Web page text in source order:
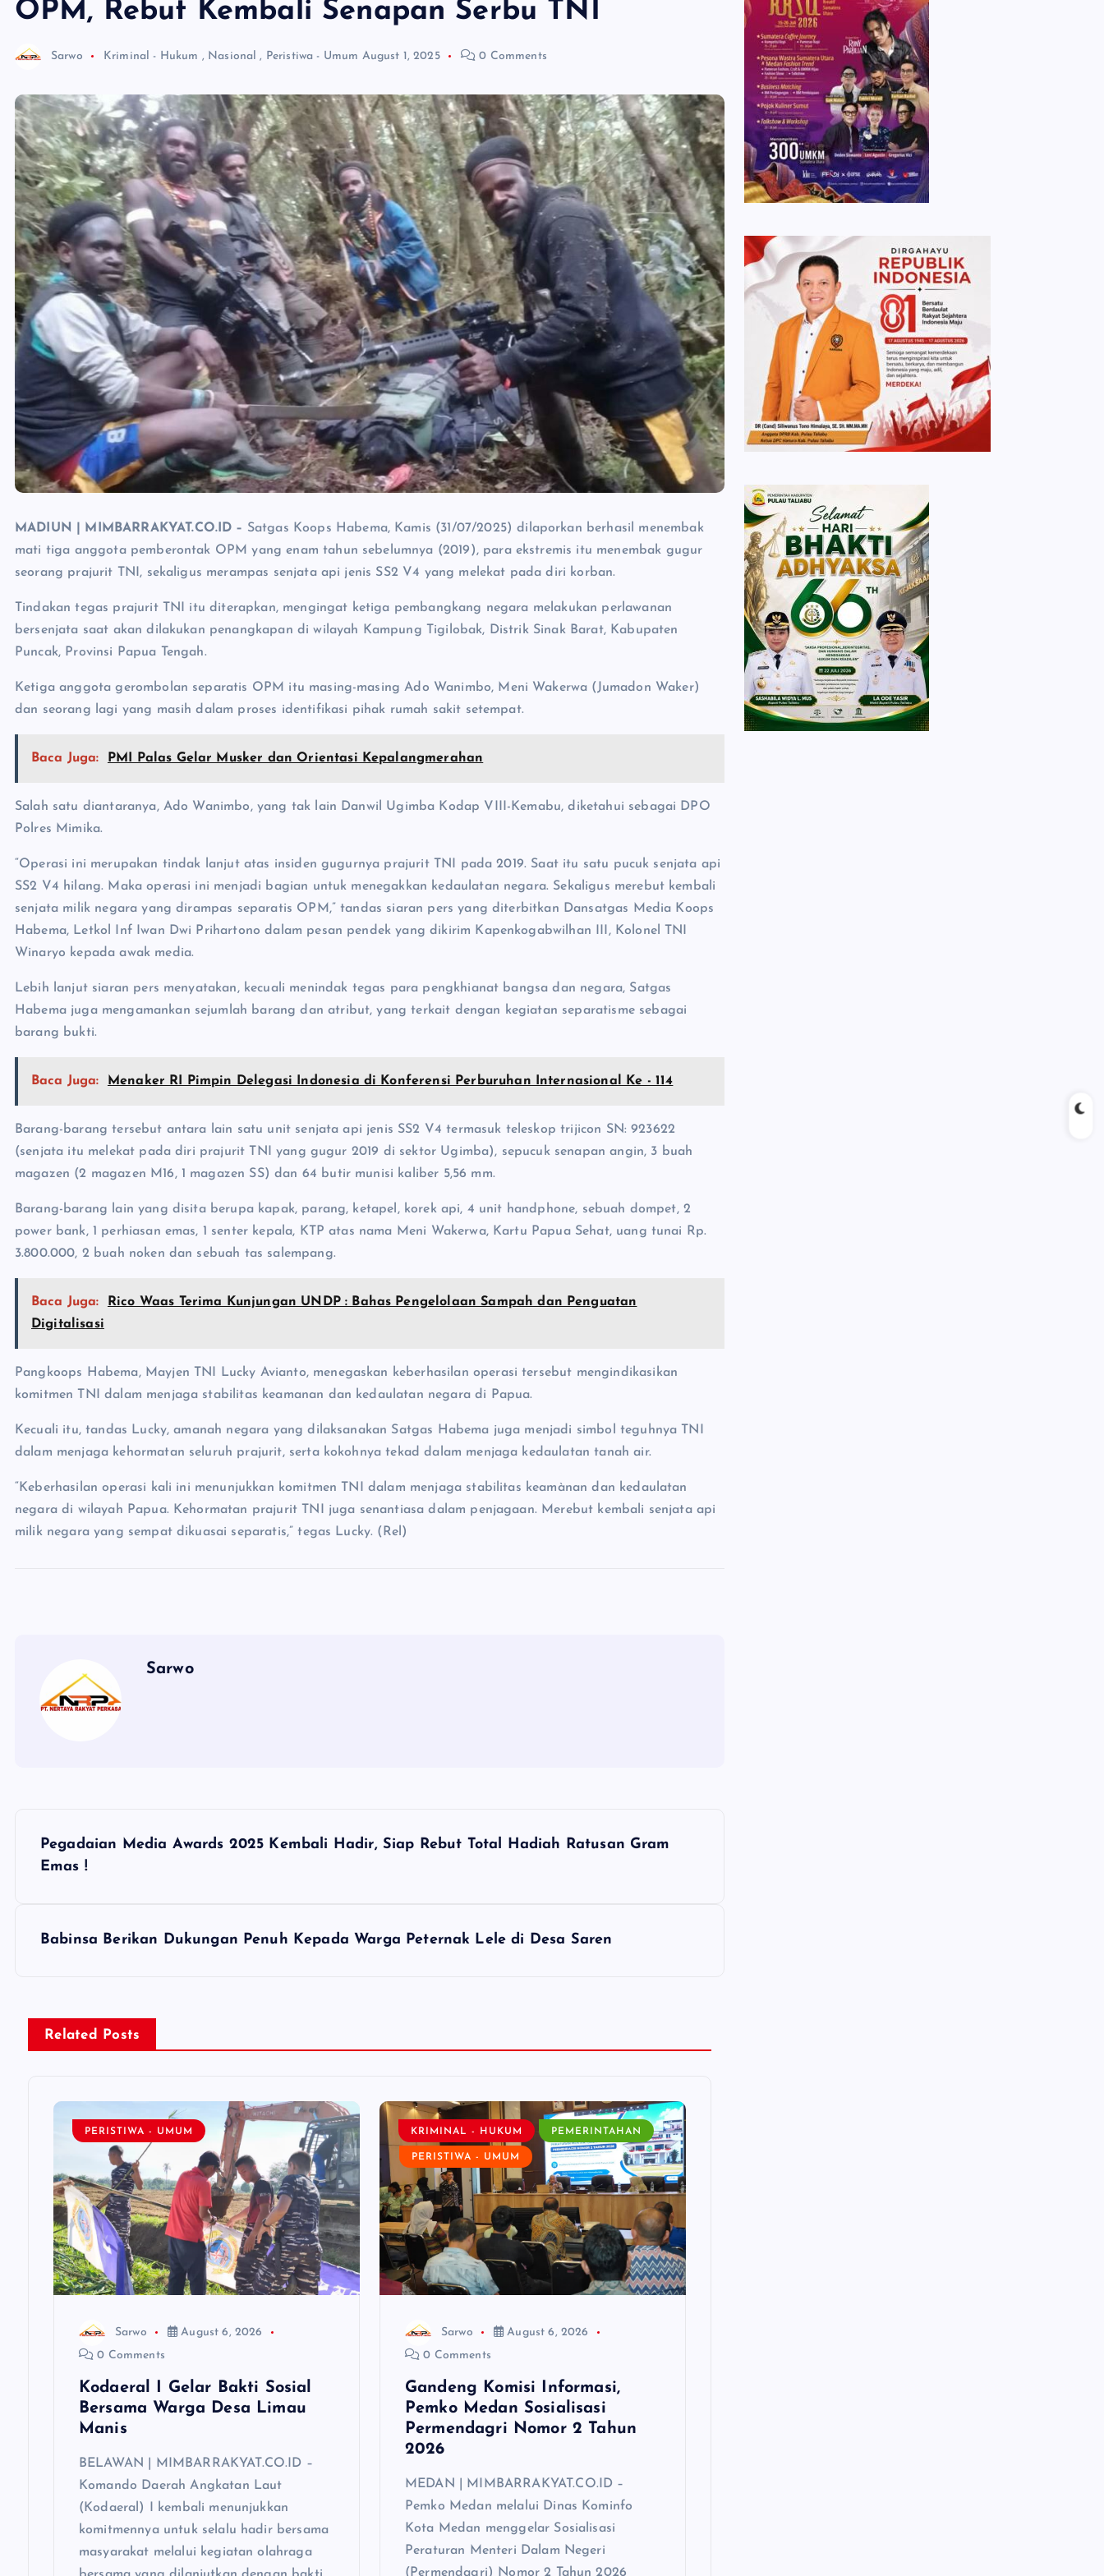
OPM, Rebut Kembali Senapan Serbu TNI
Sarwo Kriminal - Hukum , Nasional , Peristiwa - Umum August 1, 2025 0 Comments
MADIUN | MIMBARRAKYAT.CO.ID – Satgas Koops Habema, Kamis (31/07/2025) dilaporkan berhasil menembak
mati tiga anggota pemberontak OPM yang enam tahun sebelumnya (2019), para ekstremis itu menembak gugur
seorang prajurit TNI, sekaligus merampas senjata api jenis SS2 V4 yang melekat pada diri korban.
Tindakan tegas prajurit TNI itu diterapkan, mengingat ketiga pembangkang negara melakukan perlawanan
bersenjata saat akan dilakukan penangkapan di wilayah Kampung Tigilobak, Distrik Sinak Barat, Kabupaten
Puncak, Provinsi Papua Tengah.
Ketiga anggota gerombolan separatis OPM itu masing-masing Ado Wanimbo, Meni Wakerwa (Jumadon Waker)
dan seorang lagi yang masih dalam proses identifikasi pihak rumah sakit setempat.
Baca Juga: PMI Palas Gelar Musker dan Orientasi Kepalangmerahan
Salah satu diantaranya, Ado Wanimbo, yang tak lain Danwil Ugimba Kodap VIII-Kemabu, diketahui sebagai DPO
Polres Mimika.
“Operasi ini merupakan tindak lanjut atas insiden gugurnya prajurit TNI pada 2019. Saat itu satu pucuk senjata api
SS2 V4 hilang. Maka operasi ini menjadi bagian untuk menegakkan kedaulatan negara. Sekaligus merebut kembali
senjata milik negara yang dirampas separatis OPM,” tandas siaran pers yang diterbitkan Dansatgas Media Koops
Habema, Letkol Inf Iwan Dwi Prihartono dalam pesan pendek yang dikirim Kapenkogabwilhan III, Kolonel TNI
Winaryo kepada awak media.
Lebih lanjut siaran pers menyatakan, kecuali menindak tegas para pengkhianat bangsa dan negara, Satgas
Habema juga mengamankan sejumlah barang dan atribut, yang terkait dengan kegiatan separatisme sebagai
barang bukti.
Baca Juga: Menaker RI Pimpin Delegasi Indonesia di Konferensi Perburuhan Internasional Ke - 114
Barang-barang tersebut antara lain satu unit senjata api jenis SS2 V4 termasuk teleskop trijicon SN: 923622
(senjata itu melekat pada diri prajurit TNI yang gugur 2019 di sektor Ugimba), sepucuk senapan angin, 3 buah
magazen (2 magazen M16, 1 magazen SS) dan 64 butir munisi kaliber 5,56 mm.
Barang-barang lain yang disita berupa kapak, parang, ketapel, korek api, 4 unit handphone, sebuah dompet, 2
power bank, 1 perhiasan emas, 1 senter kepala, KTP atas nama Meni Wakerwa, Kartu Papua Sehat, uang tunai Rp.
3.800.000, 2 buah noken dan sebuah tas salempang.
Baca Juga:
Rico Waas Terima Kunjungan UNDP : Bahas Pengelolaan Sampah dan Penguatan
Digitalisasi
Pangkoops Habema, Mayjen TNI Lucky Avianto, menegaskan keberhasilan operasi tersebut mengindikasikan
komitmen TNI dalam menjaga stabilitas keamanan dan kedaulatan negara di Papua.
Kecuali itu, tandas Lucky, amanah negara yang dilaksanakan Satgas Habema juga menjadi simbol teguhnya TNI
dalam menjaga kehormatan seluruh prajurit, serta kokohnya tekad dalam menjaga kedaulatan tanah air.
“Keberhasilan operasi kali ini menunjukkan komitmen TNI dalam menjaga stabilitas keamànan dan kedaulatan
negara di wilayah Papua. Kehormatan prajurit TNI juga senantiasa dalam penjagaan. Merebut kembali senjata api
milik negara yang sempat dikuasai separatis,” tegas Lucky. (Rel)
Sarwo
n
a
Pegadaian Media Awards 2025 Kembali Hadir, Siap Rebut Total Hadiah Ratusan Gram
Emas !
Babinsa Berikan Dukungan Penuh Kepada Warga Peternak Lele di Desa Saren
Related Posts
PERISTIWA - UMUM
Sarwo
August 6, 2026
0 Comments
Kodaeral I Gelar Bakti Sosial
Bersama Warga Desa Limau
Manis
BELAWAN | MIMBARRAKYAT.CO.ID –
Komando Daerah Angkatan Laut
(Kodaeral) I kembali menunjukkan
komitmennya untuk selalu hadir bersama
masyarakat melalui kegiatan olahraga
KRIMINAL - HUKUM PEMERINTAHAN
PERISTIWA - UMUM
Sarwo
August 6, 2026
0 Comments
Gandeng Komisi Informasi,
Pemko Medan Sosialisasi
Permendagri Nomor 2 Tahun
2026
MEDAN | MIMBARRAKYAT.CO.ID –
Pemko Medan melalui Dinas Kominfo
Kota Medan menggelar Sosialisasi
Peraturan Menteri Dalam Negeri
(Permendagri) Nomor 2 Tahun 2026